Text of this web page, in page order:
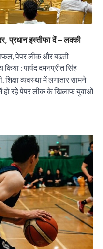
प्रधान इस्तीफा दें – लक्की
पेपर लीक और बढ़ती
: पार्षद दमनप्रीत सिंह
व्यवस्था में लगातार सामने
में हो रहे पेपर लीक के खिलाफ युवाओं